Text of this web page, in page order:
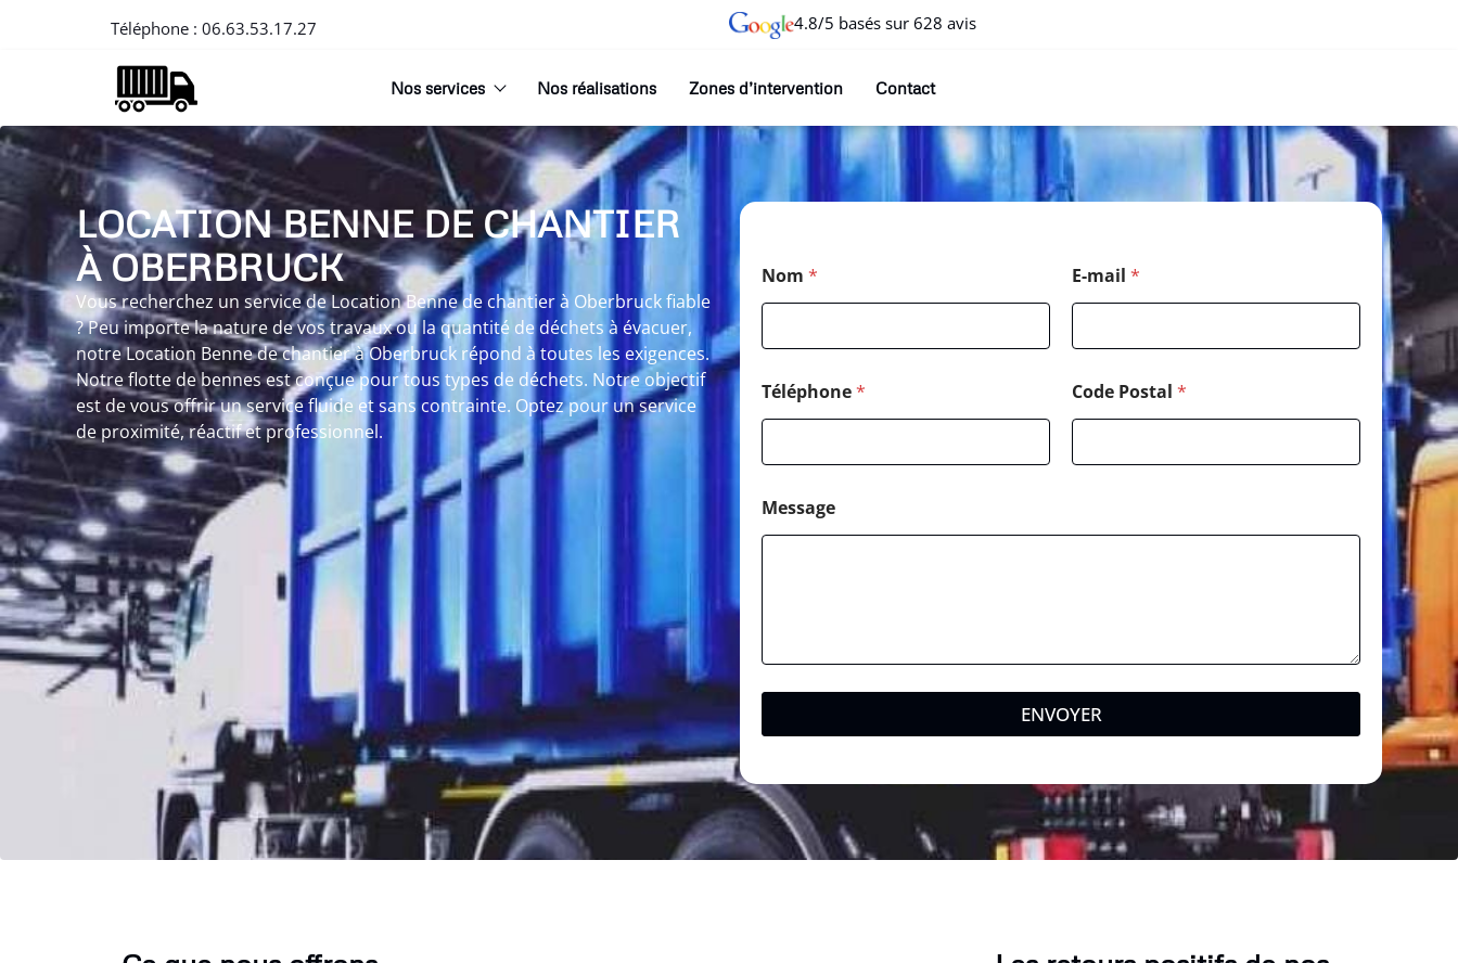
Téléphone : 06.63.53.17.27 4.8/5 basés sur 628 avis
Nos services Nos réalisations Zones d’intervention Contact
LOCATION BENNE DE CHANTIER
À OBERBRUCK
Vous recherchez un service de Location Benne de chantier à Oberbruck fiable
? Peu importe la nature de vos travaux ou la quantité de déchets à évacuer,
notre Location Benne de chantier à Oberbruck répond à toutes les exigences.
Notre flotte de bennes est conçue pour tous types de déchets. Notre objectif
est de vous offrir un service fluide et sans contrainte. Optez pour un service
de proximité, réactif et professionnel.
Nom * E-mail *
Téléphone* Code Postal *
Message
ENVOYER